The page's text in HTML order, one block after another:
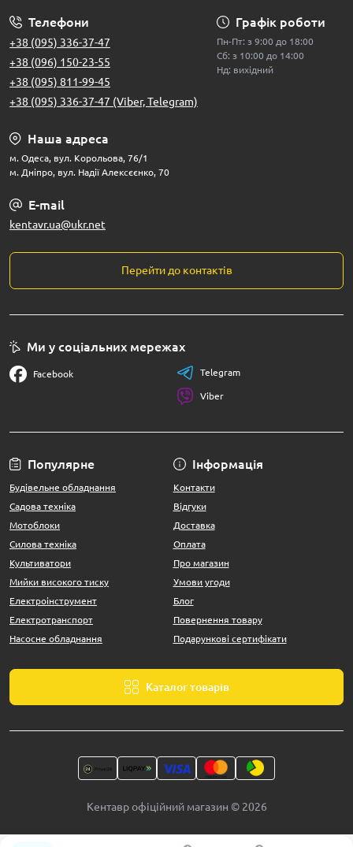
Телефони
+38 (095) 336-37-47
+38 (096) 150-23-55
+38 (095) 811-99-45
+38 (095) 336-37-47 (Viber, Telegram)
Графік роботи
Пн-Пт: з 9:00 до 18:00
Сб: з 10:00 до 14:00
Нд: вихідний
Наша адреса
м. Одеса, вул. Корольова, 76/1
м. Дніпро, вул. Надії Алексєєнко, 70
E-mail
kentavr.ua@ukr.net
Перейти до контактів
Популярне
Будівельне обладнання
Садова техніка
Мотоблоки
Силова техніка
Культиватори
Мийки високого тиску
Електроінструмент
Електротранспорт
Насосне обладнання
Інформація
Контакти
Відгуки
Доставка
Оплата
Про магазин
Умови угоди
Блог
Повернення товару
Подарункові сертифікати
Каталог товарів
Ми у соціальних мережах
Facebook Telegram
Viber
Кентавр офіційний магазин © 2026